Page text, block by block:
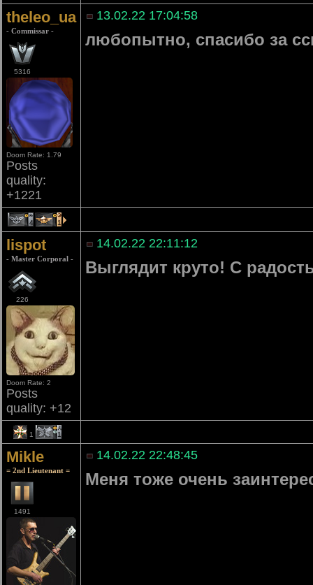
theleo_ua
- Commissar -
5316
Doom Rate: 1.79
Posts
quality:
+1221
13.02.22 17:04:58
любопытно, спасибо за
4 1
lispot
- Master Corporal -
226
Doom Rate: 2
Posts
quality: +12
14.02.22 22:11:12
Выглядит круто! С
1 1
Mikle
= 2nd Lieutenant =
1491
14.02.22 22:48:45
Меня тоже очень